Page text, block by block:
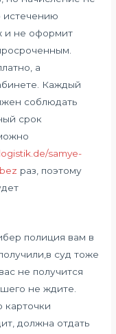
истечению
и не оформит
а
Каждый
соблюдать
срок
samye-
раз, поэтому
полиция вам в
суд тоже
не получится
не ждите.
карточки
должна отдать